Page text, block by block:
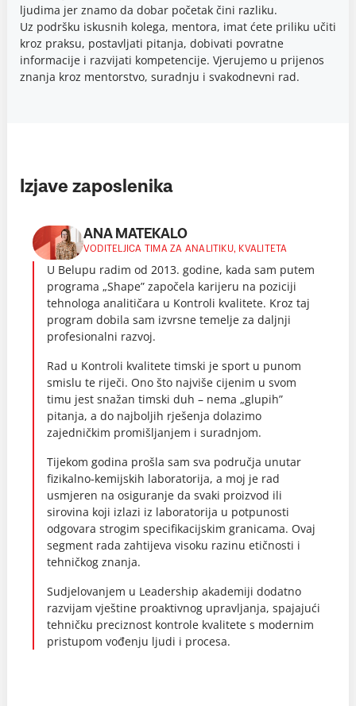
ljudima jer znamo da dobar početak čini razliku.
Uz podršku iskusnih kolega, mentora, imat ćete priliku učiti
kroz praksu, postavljati pitanja, dobivati povratne
informacije i razvijati kompetencije. Vjerujemo u prijenos
znanja kroz mentorstvo, suradnju i svakodnevni rad.
Izjave zaposlenika
ANA MATEKALO
VODITELJICA TIMA ZA ANALITIKU, KVALITETA
U Belupu radim od 2013. godine, kada sam putem
programa „Shape” započela karijeru na poziciji
tehnologa analitičara u Kontroli kvalitete. Kroz taj
program dobila sam izvrsne temelje za daljnji
profesionalni razvoj.
Rad u Kontroli kvalitete timski je sport u punom
smislu te riječi. Ono što najviše cijenim u svom
timu jest snažan timski duh – nema „glupih”
pitanja, a do najboljih rješenja dolazimo
zajedničkim promišljanjem i suradnjom.
Tijekom godina prošla sam sva područja unutar
fizikalno-kemijskih laboratorija, a moj je rad
usmjeren na osiguranje da svaki proizvod ili
sirovina koji izlazi iz laboratorija u potpunosti
odgovara strogim specifikacijskim granicama. Ovaj
segment rada zahtijeva visoku razinu etičnosti i
tehničkog znanja.
Sudjelovanjem u Leadership akademiji dodatno
razvijam vještine proaktivnog upravljanja, spajajući
tehničku preciznost kontrole kvalitete s modernim
pristupom vođenju ljudi i procesa.